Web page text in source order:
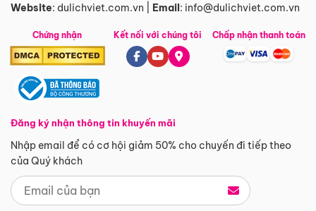
Website: dulichviet.com.vn Email: info@dulichviet.com.vn
Chứng nhận
Đăng ký nhận thông tin khuyến mãi
Nhập email để có cơ hội giảm 50% cho chuyến đi tiếp theo
của Quý khách
Kết nối với chúng tôi Chấp nhận thanh toán